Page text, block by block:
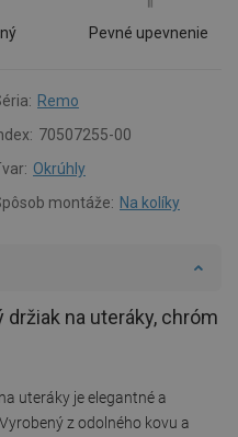
Pevné upevnenie
Remo
70507255-00
Okrúhly
montáže: Na kolíky
na uteráky, chróm
uteráky je elegantné a
z odolného kovu a